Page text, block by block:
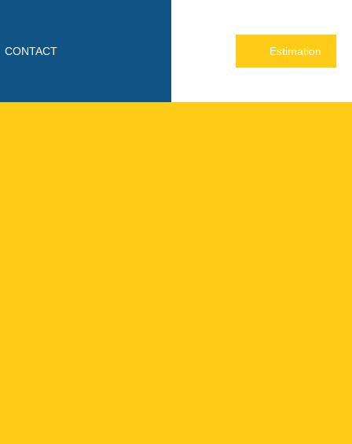
CONTACT Estimation